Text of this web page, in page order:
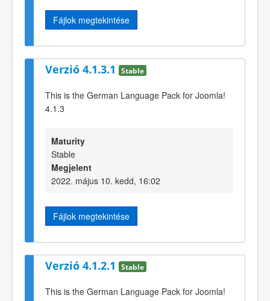
Fájlok megtekintése
Verzió 4.1.3.1 Stable
This is the German Language Pack for Joomla!
4.1.3
Maturity
Stable
Megjelent
2022. május 10. kedd, 16:02
Fájlok megtekintése
Verzió 4.1.2.1 Stable
This is the German Language Pack for Joomla!